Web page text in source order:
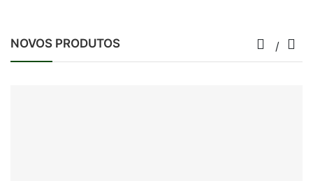
NOVOS PRODUTOS